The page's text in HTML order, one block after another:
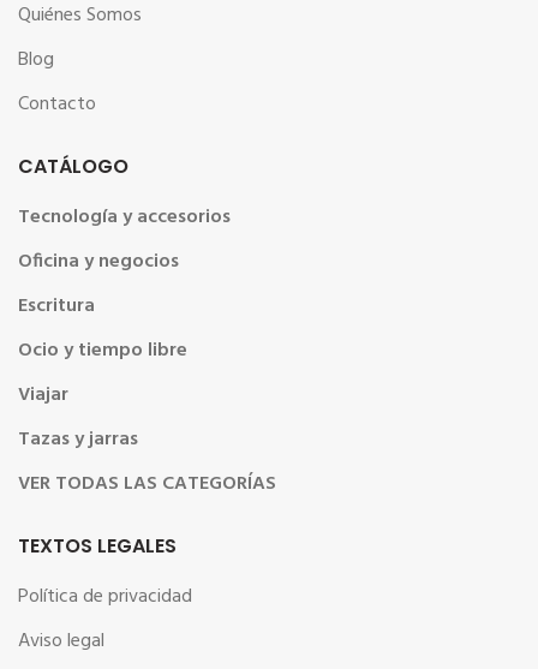
Quiénes Somos
Blog
Contacto
CATÁLOGO
Tecnología y accesorios
Oficina y negocios
Escritura
Ocio y tiempo libre
Viajar
Tazas y jarras
VER TODAS LAS CATEGORÍAS
TEXTOS LEGALES
Política de privacidad
Aviso legal